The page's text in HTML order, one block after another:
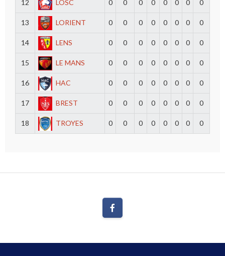
12 LOSC 0 0 0 0 0 0 0 0
13 LORIENT 0 0 0 0 0 0 0 0
14 LENS 0 0 0 0 0 0 0 0
15 LE MANS 0 0 0 0 0 0 0 0
16 HAC 0 0 0 0 0 0 0 0
17 BREST 0 0 0 0 0 0 0 0
18 TROYES 0 0 0 0 0 0 0 0